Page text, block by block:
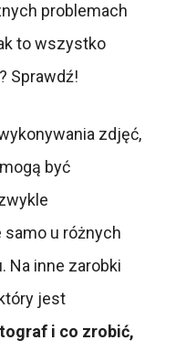
problemach
to wszystko
Sprawdź!
zdjęć,
być
u różnych
Na inne zarobki
jest
i co zrobić,